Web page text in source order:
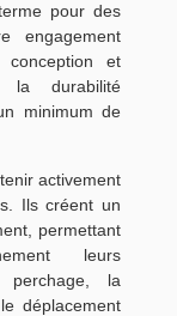
pour des
engagement
conception et
durabilité
minimum de
activement
Ils créent un
permettant
leurs
la
déplacement